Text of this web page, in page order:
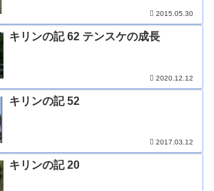
2015.05.30
キリンの記 62 テンスケの成長
2020.12.12
キリンの記 52
2017.03.12
キリンの記 20